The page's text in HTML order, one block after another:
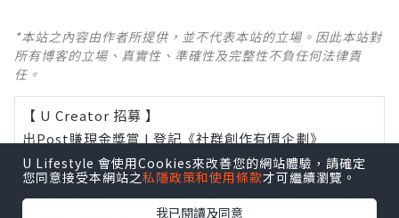
*本站之內容由作者所提供，並不代表本站的立場。因此本站對
所有博客的立場、真實性、準確性及完整性不負任何法律責
任。
【 U Creator 招募 】
出Post賺現金獎賞 l 登記《社群創作有價企劃》
【 睇Post + 參加品牌活動 】
瀏覽更多社群打卡丶旅遊丶美食丶親子丶寵物丶扮靚
U Lifestyle 會使用Cookies來改善您的網站體驗，請確定
您同意接受本網站之私隱政策和使用條款才可繼續瀏覽。
我已閱讀及同意